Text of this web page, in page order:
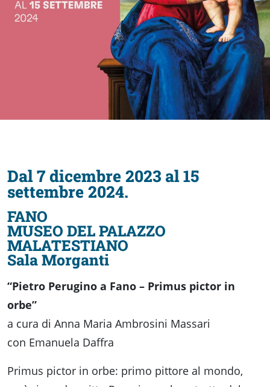
Accessibili
Dal 7 dicembre 2023 al 15
settembre 2024.
FANO
MUSEO DEL PALAZZO
MALATESTIANO
Sala Morganti
“Pietro Perugino a Fano – Primus pictor in
orbe”
a cura di Anna Maria Ambrosini Massari
con Emanuela Daffra
Primus pictor in orbe: primo pittore al mondo,